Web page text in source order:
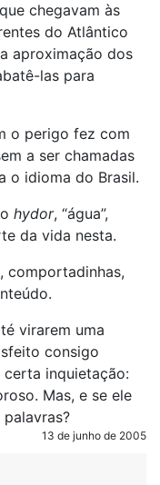
que chegavam às
do Atlântico
aproximação dos
las para
o perigo fez com
a ser chamadas
o idioma do Brasil.
hydor, “água”,
da vida nesta.
comportadinhas,
virarem uma
consigo
certa inquietação:
Mas, e se ele
13 de junho de 2005